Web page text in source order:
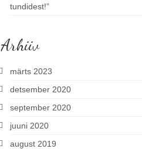
tundidest!”
Arhiiv
märts 2023
detsember 2020
september 2020
juuni 2020
august 2019